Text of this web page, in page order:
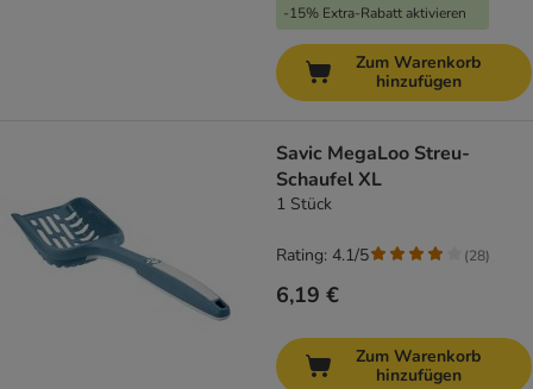
-15% Extra-Rabatt aktivieren
Zum Warenkorb
hinzufügen
Savic MegaLoo Streu-
Schaufel XL
1 Stück
6,19 €
Rating: 4.1/5 (28)
Zum Warenkorb
hinzufügen